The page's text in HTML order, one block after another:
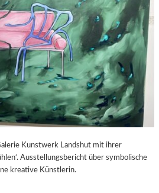
L
-
K
U
L
T
U
R
-
B
O
G
R
I
T
I
K
Z
U
P
E
D
O
A
L
Kunstwerk Landshut mit ihrer
Ausstellungsbericht über symbolische
kreative Künstlerin.